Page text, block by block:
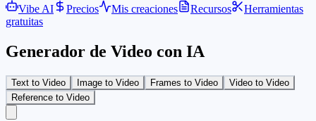
Vibe AI
Precios Mis creaciones Recursos
Herramientas
gratuitas
Generador de Video con IA
Text to Video Image to Video Frames to Video
Video to Video
Reference to Video